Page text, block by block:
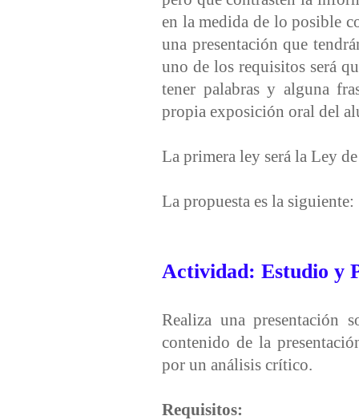
en la medida de lo posible
una presentación que
uno de los requisitos será
tener palabras y alguna
propia exposición oral del
La primera ley será la Ley
La propuesta es la siguiente:
Actividad: Estudio y
Realiza una presentación
contenido de la
por un análisis crítico.
Requisitos: